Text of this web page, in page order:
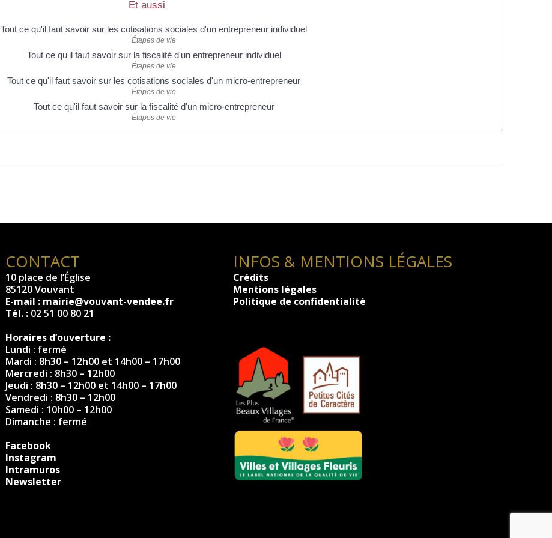
Et aussi
Tout ce qu'il faut savoir sur les cotisations sociales d'un entrepreneur individuel
Étapes de vie
Tout ce qu'il faut savoir sur la fiscalité d'un entrepreneur individuel
Étapes de vie
Tout ce qu'il faut savoir sur les cotisations sociales d'un micro-entrepreneur
Étapes de vie
Tout ce qu'il faut savoir sur la fiscalité d'un micro-entrepreneur
Étapes de vie
CONTACT
10 place de l’Église
85120 Vouvant
E-mail : mairie@vouvant-vendee.fr
Tél. :02 51 00 80 21
Horaires d’ouverture :
Lundi : fermé
Mardi : 8h30 – 12h00 et 14h00 – 17h00
Mercredi : 8h30 – 12h00
Jeudi : 8h30 – 12h00 et 14h00 – 17h00
Vendredi : 8h30 – 12h00
Samedi : 10h00 – 12h00
Dimanche : fermé
Facebook
Instagram
Intramuros
Newsletter
INFOS & MENTIONS LÉGALES
Crédits
Mentions légales
Politique de confidentialité